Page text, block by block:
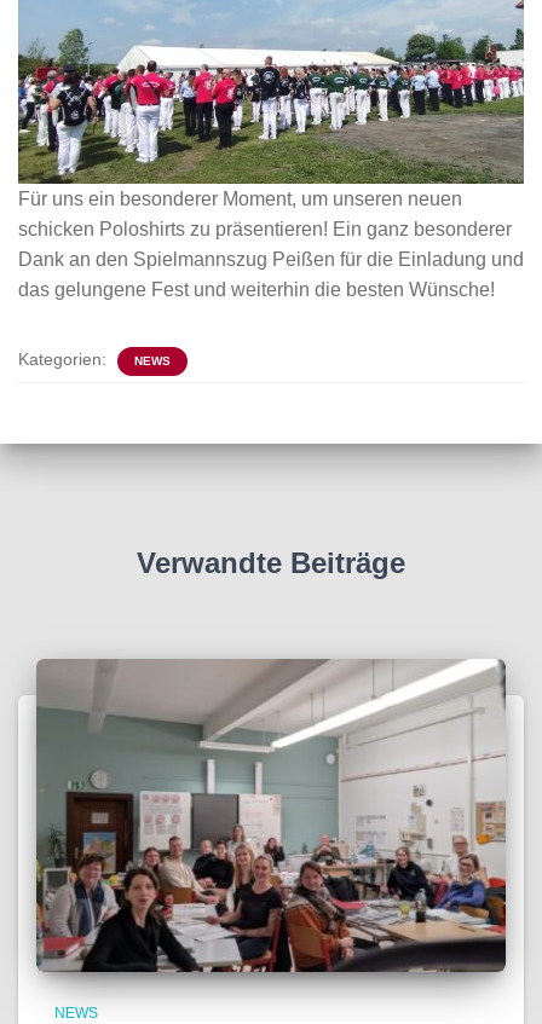
Für uns ein besonderer Moment, um unseren neuen
schicken Poloshirts zu präsentieren! Ein ganz besonderer
Dank an den Spielmannszug Peißen für die Einladung und
das gelungene Fest und weiterhin die besten Wünsche!
Kategorien: NEWS
Verwandte Beiträge
NEWS